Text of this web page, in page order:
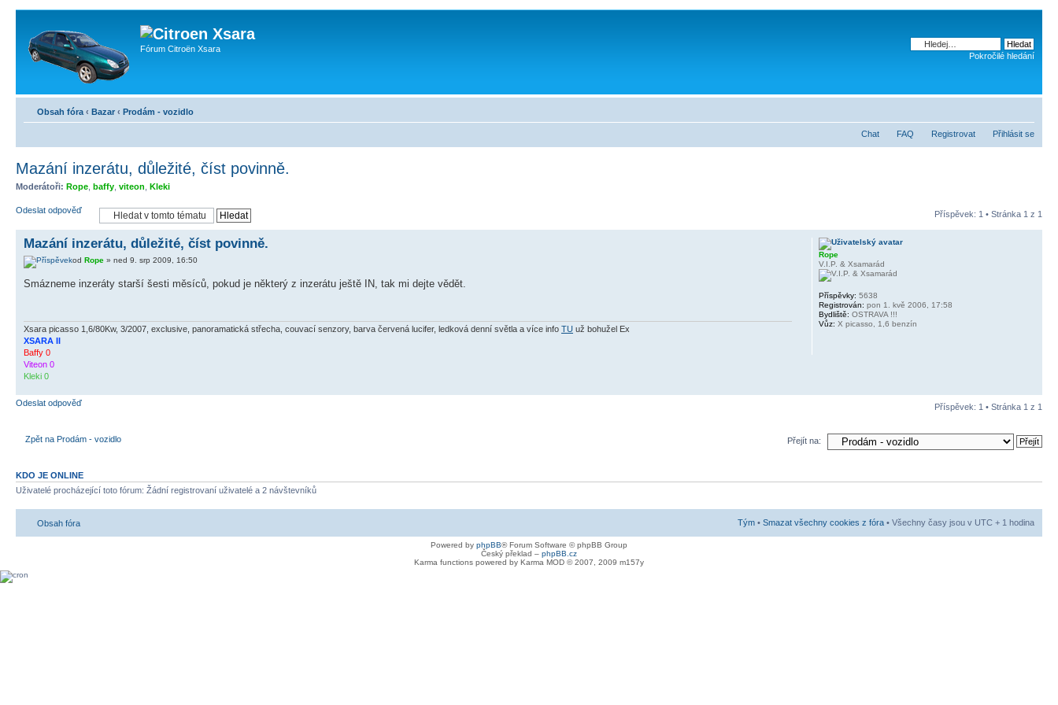
Fórum Citroën Xsara
Pokročilé hledání
Obsah fóra ‹ Bazar ‹ Prodám - vozidlo
Chat FAQ Registrovat Přihlásit se
Mazání inzerátu, důležité, číst povinně.
Moderátoři: Rope baffy viteon Kleki
Odeslat odpověď Příspěvek: 1 • Stránka 1 z 1
Mazání inzerátu, důležité, číst povinně.
od Rope » ned 9. srp 2009, 16:50
Smázneme inzeráty starší šesti měsíců, pokud je některý z inzerátu ještě IN, tak mi dejte vědět.
Xsara picasso 1,6/80Kw, 3/2007, exclusive, panoramatická střecha, couvací senzory, barva červená lucifer, ledková denní světla a více info TU už bohužel Ex
XSARA II
Baffy 0
Viteon 0
Kleki 0
Rope
V.I.P. & Xsamarád
Příspěvky: 5638
Registrován: pon 1. kvě 2006, 17:58
Bydliště: OSTRAVA !!!
Vůz: X picasso, 1,6 benzín
Odeslat odpověď Příspěvek: 1 • Stránka 1 z 1
Zpět na Prodám - vozidlo Přejít na:
KDO JE ONLINE
Uživatelé procházející toto fórum: Žádní registrovaní uživatelé a 2 návštevníků
Obsah fóra Tým • Smazat všechny cookies z fóra • Všechny časy jsou v UTC + 1 hodina
Powered by phpBB® Forum Software © phpBB Group
Český překlad – phpBB.cz
Karma functions powered by Karma MOD © 2007, 2009 m157y